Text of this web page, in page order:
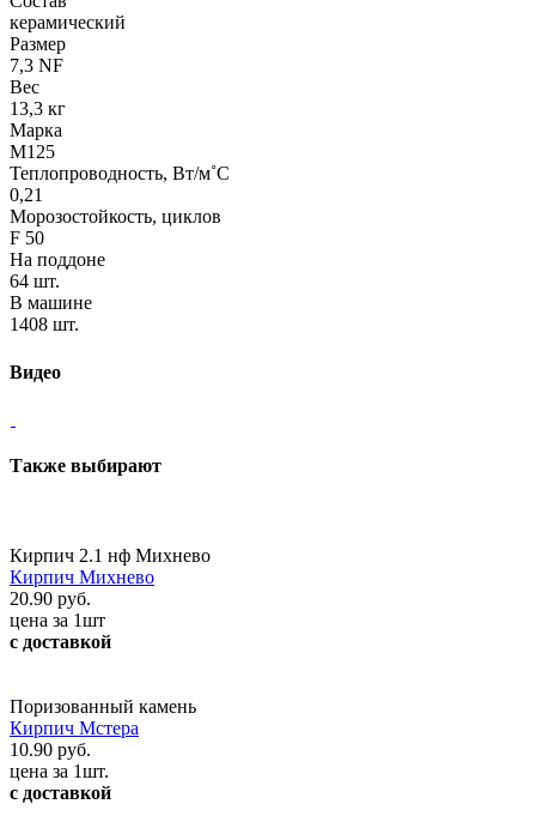
керамический
Размер
7,3 NF
Вес
13,3 кг
Марка
М125
Теплопроводность, Вт/м˚С
0,21
Морозостойкость, циклов
F 50
На поддоне
64 шт.
В машине
1408 шт.
Видео
Также выбирают
Кирпич 2.1 нф Михнево
Кирпич Михнево
20.90 руб.
цена за 1шт
с доставкой
Поризованный камень
Кирпич Мстера
10.90 руб.
цена за 1шт.
с доставкой